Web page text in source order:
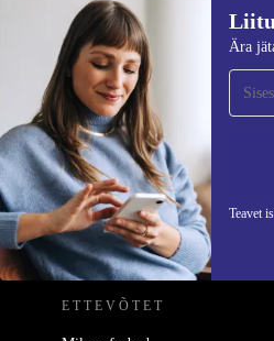
Ära
Teavet
Liitu meie
Ära jäta enam
REFURBED EESTI -
ETTEVÕTET